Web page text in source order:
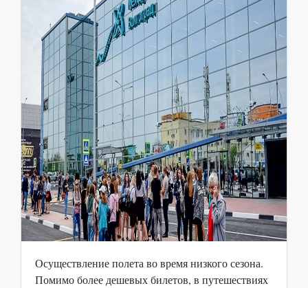
Осуществление полета во время низкого сезона.
Помимо более дешевых билетов, в путешествиях